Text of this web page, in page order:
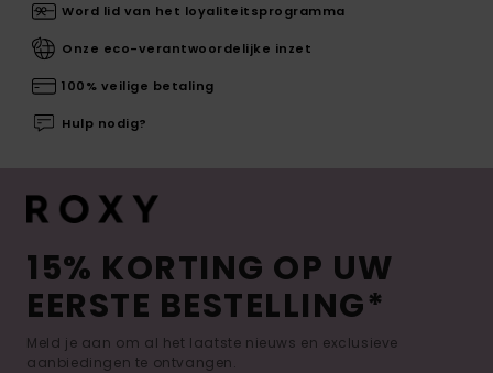
Word lid van het loyaliteitsprogramma
Onze eco-verantwoordelijke inzet
100% veilige betaling
Hulp nodig?
15% KORTING OP UW
EERSTE BESTELLING*
Meld je aan om al het laatste nieuws en exclusieve
aanbiedingen te ontvangen.